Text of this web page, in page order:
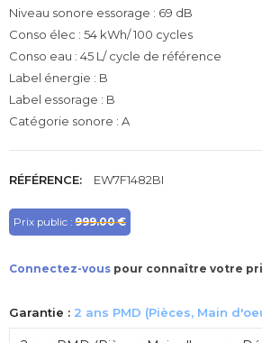
Niveau sonore essorage : 69 dB
Conso élec : 54 kWh/ 100 cycles
Conso eau : 45 L/ cycle de référence
Label énergie : B
Label essorage : B
Catégorie sonore : A
RÉFÉRENCE: EW7F1482BI
Prix public : 999.00 €
Connectez-vous pour connaître votre
Garantie : 2 ans PMD (Pièces, Main